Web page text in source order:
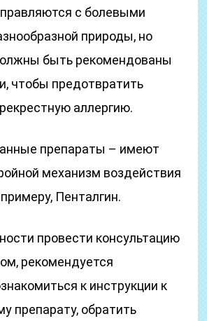
с болевыми
природы, но
быть рекомендованы
чтобы предотвратить
аллергию.
препараты – имеют
механизм воздействия
Пенталгин.
провести консультацию
рекомендуется
к инструкции к
препарату, обратить